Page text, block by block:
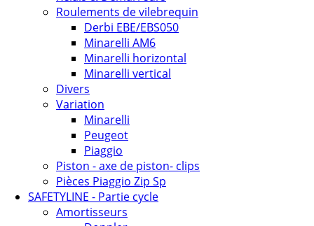
Roulements de vilebrequin
Derbi EBE/EBS050
Minarelli AM6
Minarelli horizontal
Minarelli vertical
Divers
Variation
Minarelli
Peugeot
Piaggio
Piston - axe de piston- clips
Pièces Piaggio Zip Sp
SAFETYLINE - Partie cycle
Amortisseurs